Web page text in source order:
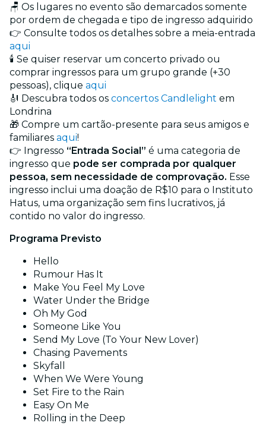
🪑 Os lugares no evento são demarcados somente
por ordem de chegada e tipo de ingresso adquirido
👉 Consulte todos os detalhes sobre a meia-entrada
aqui
🕯️ Se quiser reservar um concerto privado ou
comprar ingressos para um grupo grande (+30
pessoas), clique aqui
🎻 Descubra todos os concertos Candlelight em
Londrina
🎁 Compre um cartão-presente para seus amigos e
familiares aqui!
👉 Ingresso “Entrada Social” é uma categoria de
ingresso que pode ser comprada por qualquer
pessoa, sem necessidade de comprovação. Esse
ingresso inclui uma doação de R$10 para o Instituto
Hatus, uma organização sem fins lucrativos, já
contido no valor do ingresso.
Programa Previsto
Hello
Rumour Has It
Make You Feel My Love
Water Under the Bridge
Oh My God
Someone Like You
Send My Love (To Your New Lover)
Chasing Pavements
Skyfall
When We Were Young
Set Fire to the Rain
Easy On Me
Rolling in the Deep